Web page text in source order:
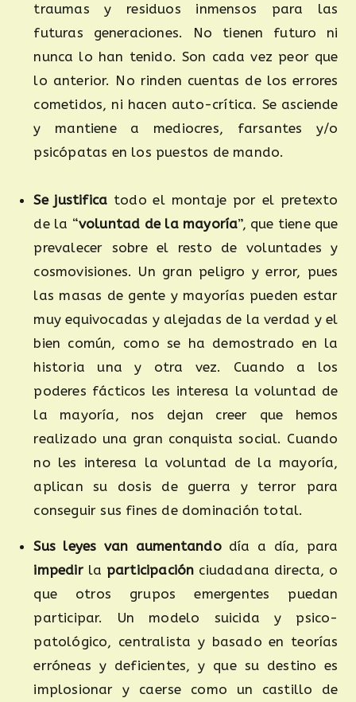
traumas y residuos inmensos para las
futuras generaciones. No tienen futuro ni
nunca lo han tenido. Son cada vez peor que
lo anterior. No rinden cuentas de los errores
cometidos, ni hacen auto-crítica. Se asciende
y mantiene a mediocres, farsantes y/o
psicópatas en los puestos de mando.
Se justifica todo el montaje por el pretexto
de la “voluntad de la mayoría”, que tiene que
prevalecer sobre el resto de voluntades y
cosmovisiones. Un gran peligro y error, pues
las masas de gente y mayorías pueden estar
muy equivocadas y alejadas de la verdad y el
bien común, como se ha demostrado en la
historia una y otra vez. Cuando a los
poderes fácticos les interesa la voluntad de
la mayoría, nos dejan creer que hemos
realizado una gran conquista social. Cuando
no les interesa la voluntad de la mayoría,
aplican su dosis de guerra y terror para
conseguir sus fines de dominación total.
Sus leyes van aumentandodía a día, para
impedirla participación ciudadana directa, o
que otros grupos emergentes puedan
participar. Un modelo suicida y psico-
patológico, centralista y basado en teorías
erróneas y deficientes, y que su destino es
implosionar y caerse como un castillo de